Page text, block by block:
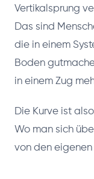
Vertikalsprung
Das sind
die in einem
Boden
in einem Zug
Die Kurve ist
Wo man sich
von den